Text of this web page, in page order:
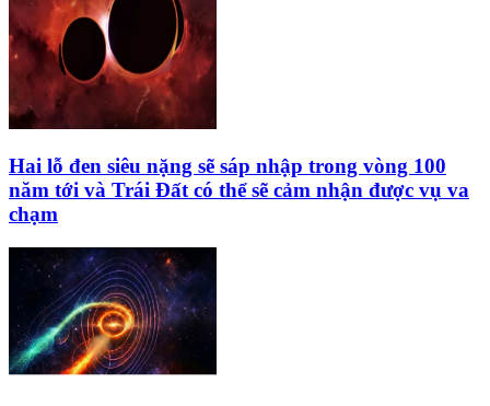
Hai lỗ đen siêu nặng sẽ sáp nhập trong vòng 100
năm tới và Trái Đất có thể sẽ cảm nhận được vụ va
chạm